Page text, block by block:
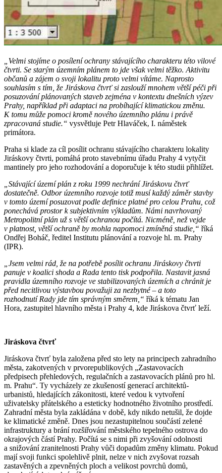
„Velmi stojíme o posílení ochrany stávajícího charakteru této vilové
čtvrti. Se starým územním plánem to jde však velmi těžko. Aktivitu
občanů a zájem o svoji lokalitu proto velmi vítáme. Naprosto
souhlasím s tím, že Jiráskova čtvrť si zaslouží mnohem větší péči při
posuzování plánovaných staveb zejména v kontextu dnešních výzev
Prahy, například při adaptaci na probíhající klimatickou změnu.
K tomu může pomoci kromě nového územního plánu i právě
zpracovaná studie.“ vysvětluje Petr Hlaváček, I. náměstek
primátora.
Praha si klade za cíl posílit ochranu stávajícího charakteru lokality
Jiráskovy čtvrti, pomáhá proto stavebnímu úřadu Prahy 4 vytyčit
mantinely pro jeho rozhodování a doporučuje k této studii přihlížet.
„Stávající území plán z roku 1999 nechrání Jiráskovu čtvrť
dostatečně. Odbor územního rozvoje totiž musí každý záměr stavby
v tomto území posuzovat podle definice platné pro celou Prahu, což
ponechává prostor k subjektivním výkladům. Námi navrhovaný
Metropolitní plán už s větší ochranou počítá. Nicméně, než vejde
v platnost, větší ochraně by mohla napomoci zmíněná studie,“ říká
Ondřej Boháč, ředitel Institutu plánování a rozvoje hl. m. Prahy
(IPR).
„Jsem velmi rád, že na potřebě posílit ochranu Jiráskovy čtvrti
panuje v koalici shoda a Rada tento tisk podpořila. Nastavit jasná
pravidla územního rozvoje ve stabilizovaných územích a chránit je
před necitlivou výstavbou považuji za nezbytné – a toto
rozhodnutí Rady jde tím správným směrem,“ říká k tématu Jan
Hora, zastupitel hlavního města i Prahy 4, kde Jiráskova čtvrť leží.
Jiráskova čtvrť
Jiráskova čtvrť byla založena před sto lety na principech zahradního
města, zakotvených v prvorepublikových „Zastavovacích
předpisech přehledových, regulačních a zastavovacích plánů pro hl.
m. Prahu“. Ty vycházely ze zkušeností generací architektů-
urbanistů, hledajících zákonitosti, které vedou k vytvoření
uživatelsky přátelského a esteticky hodnotného životního prostředí.
Zahradní města byla zakládána v době, kdy nikdo netušil, že dojde
ke klimatické změně. Dnes jsou nezastupitelnou součástí zelené
infrastruktury a brání rozšiřování městského tepelného ostrova do
okrajových částí Prahy. Počítá se s nimi při zvyšování odolnosti
a snižování zranitelnosti Prahy vůči dopadům změny klimatu. Pokud
mají svoji funkci spolehlivě plnit, nelze v nich zvyšovat rozsah
zastavěných a zpevněných ploch a velikost povrchů domů,